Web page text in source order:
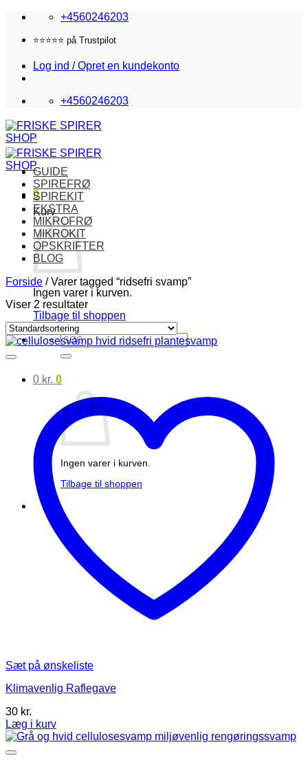
Fortsæt
indhold
+4560246203
⭐️⭐️⭐️⭐️⭐️ på Trustpilot
Log ind / Opret en kundekonto
+4560246203
0
Kurv
Ingen varer i kurven.
Tilbage til shoppen
Søg
efter:
0 kr. 0
Ingen varer i kurven.
Tilbage til shoppen
GUIDE
SPIREFRØ
SPIREKIT
EKSTRA
MIKROFRØ
MIKROKIT
OPSKRIFTER
BLOG
Forside /Varer tagged “ridsefri svamp”
Viser 2 resultater
Sæt på ønskeliste
Klimavenlig Raflegave
30 kr.
Læg i kurv